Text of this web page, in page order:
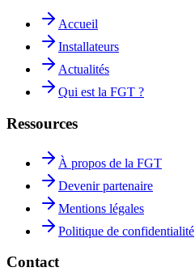
Accueil
Installateurs
Actualités
Qui est la FGT ?
Ressources
À propos de la FGT
Devenir partenaire
Mentions légales
Politique de confidentialité
Contact